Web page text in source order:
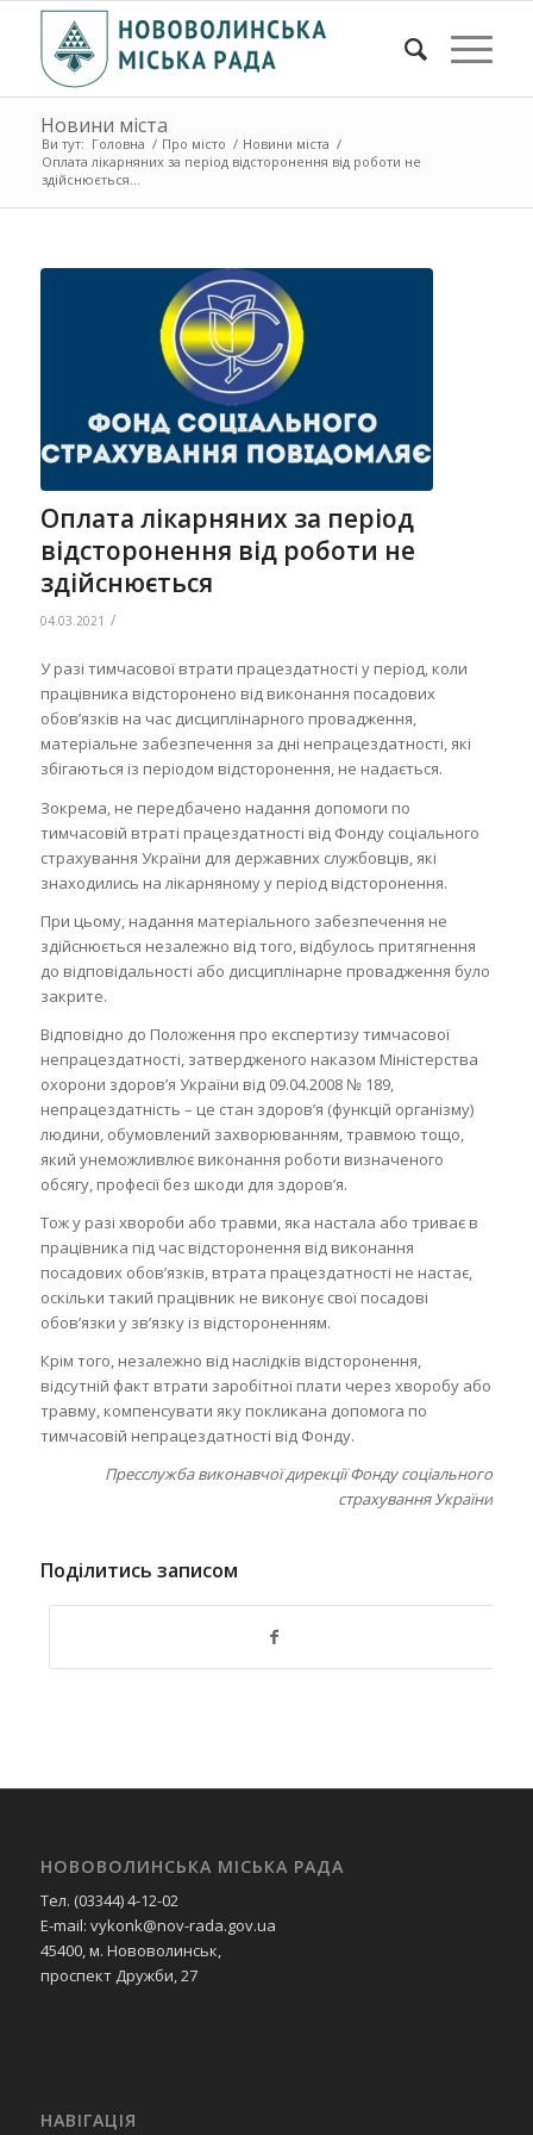
Новини міста
Ви тут: Головна / Про місто / Новини міста /
Оплата лікарняних за період відсторонення від роботи не
здійснюється...
Оплата лікарняних за період
відсторонення від роботи не
здійснюється
04.03.2021 /
У разі тимчасової втрати працездатності у період, коли
працівника відсторонено від виконання посадових
обов’язків на час дисциплінарного провадження,
матеріальне забезпечення за дні непрацездатності, які
збігаються із періодом відсторонення, не надається.
Зокрема, не передбачено надання допомоги по
тимчасовій втраті працездатності від Фонду соціального
страхування України для державних службовців, які
знаходились на лікарняному у період відсторонення.
При цьому, надання матеріального забезпечення не
здійснюється незалежно від того, відбулось притягнення
до відповідальності або дисциплінарне провадження було
закрите.
Відповідно до Положення про експертизу тимчасової
непрацездатності, затвердженого наказом Міністерства
охорони здоров’я України від 09.04.2008 № 189,
непрацездатність – це стан здоров’я (функцій організму)
людини, обумовлений захворюванням, травмою тощо,
який унеможливлює виконання роботи визначеного
обсягу, професії без шкоди для здоров’я.
Тож у разі хвороби або травми, яка настала або триває в
працівника під час відсторонення від виконання
посадових обов’язків, втрата працездатності не настає,
оскільки такий працівник не виконує свої посадові
обов’язки у зв’язку із відстороненням.
Крім того, незалежно від наслідків відсторонення,
відсутній факт втрати заробітної плати через хворобу або
травму, компенсувати яку покликана допомога по
тимчасовій непрацездатності від Фонду.
Пресслужба виконавчої дирекції Фонду соціального
страхування України
Поділитись записом
НОВОВОЛИНСЬКА МІСЬКА РАДА
Тел. (03344) 4-12-02
E-mail: vykonk@nov-rada.gov.ua
45400, м. Нововолинськ,
проспект Дружби, 27
НАВІГАЦІЯ